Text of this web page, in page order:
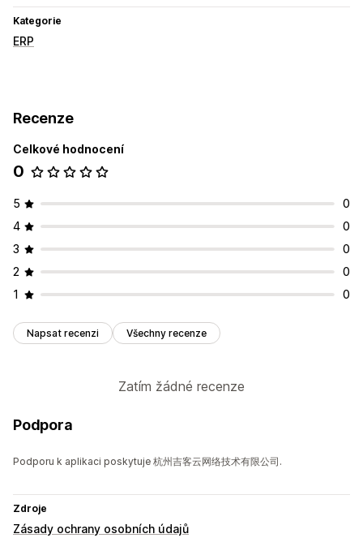
Kategorie
ERP
Recenze
Celkové hodnocení
0
5
0
4
0
3
0
2
0
1
0
Napsat recenzi Všechny recenze
Zatím žádné recenze
Podpora
Podporu k aplikaci poskytuje 杭州吉客云网络技术有限公司.
Zdroje
Zásady ochrany osobních údajů